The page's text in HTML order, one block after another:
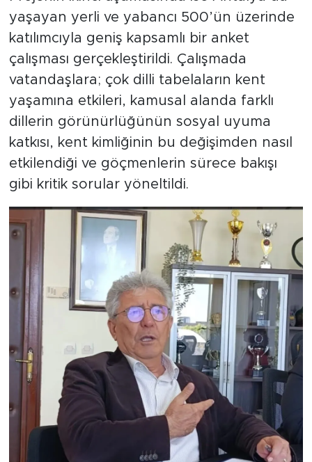
yaşayan yerli ve yabancı 500’ün üzerinde
katılımcıyla geniş kapsamlı bir anket
çalışması gerçekleştirildi. Çalışmada
vatandaşlara; çok dilli tabelaların kent
yaşamına etkileri, kamusal alanda farklı
dillerin görünürlüğünün sosyal uyuma
katkısı, kent kimliğinin bu değişimden nasıl
etkilendiği ve göçmenlerin sürece bakışı
gibi kritik sorular yöneltildi.